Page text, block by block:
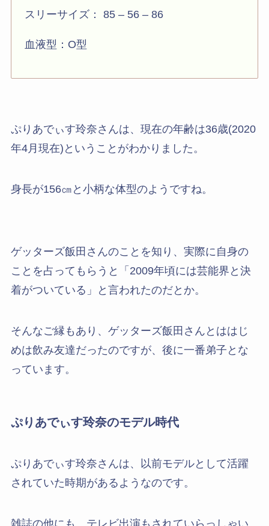
スリーサイズ： 85 – 56 – 86
血液型：O型
ぷりあでぃす玲奈さんは、現在の年齢は36歳(2020
年4月現在)ということがわかりました。
身長が156㎝と小柄な体型のようですね。
ゲッターズ飯田さんのことを知り、実際に自身の
ことを占ってもらうと「2009年頃には芸能界と決
着がついている」と言われたのだとか。
そんなご縁もあり、ゲッターズ飯田さんとははじ
めは飲み友達だったのですが、後に一番弟子とな
っています。
ぷりあでぃす玲奈のモデル時代
ぷりあでぃす玲奈さんは、以前モデルとして活躍
されていた時期があるようなのです。
雑誌の他にも、テレビ出演もされていらっしゃい